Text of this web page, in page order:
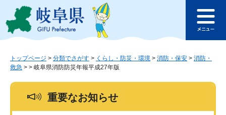
ジ
ュ
このページの本文へ
ュ
トップページ > 分類でさがす > くらし・防災・環境 > 消防・保安 > 消防・
救急 > > 岐阜県消防防災年報平成27年版
重要なお知らせ